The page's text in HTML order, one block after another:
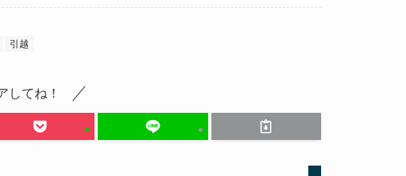
引越
してね！